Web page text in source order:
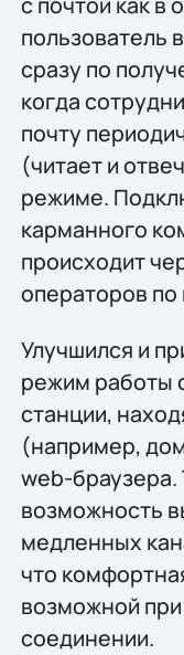
пользователь
сразу по
когда
почту
(читает и
режиме.
карманного
происходит
операторов по
Улучшился и
режим работы
станции,
(например,
web-браузера.
возможность
медленных
что
возможной
соединении.